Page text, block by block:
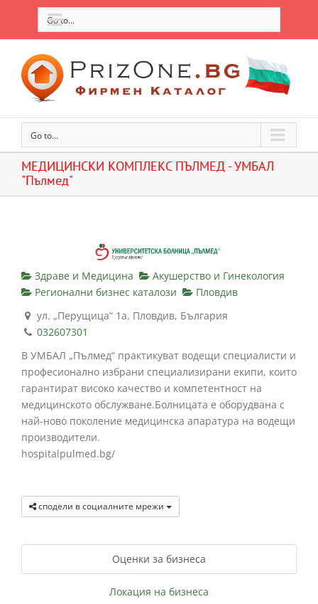
Go to...
Go to...
МЕДИЦИНСКИ КОМПЛЕКС ПЪЛМЕД - УМБАЛ
"Пълмед"
Здраве и Медицина
Акушерство и Гинекология
Регионални бизнес каталози
Пловдив
ул. „Перущица“ 1а, Пловдив, България
032607301
В УМБАЛ „Пълмед“ практикуват водещи специалисти и
професионално избрани специализирани екипи, които
гарантират високо качество и компетентност на
медицинското обслужване.Болницата е оборудвана с
най-ново поколение медицинска апаратура на водещи
производители.
hospitalpulmed.bg/
сподели в социалните мрежи
Оценки за бизнеса
Локация на бизнеса